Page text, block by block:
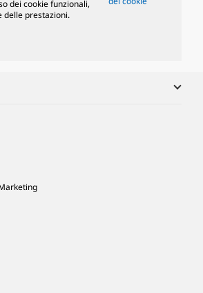
dei cookie funzionali,
delle prestazioni.